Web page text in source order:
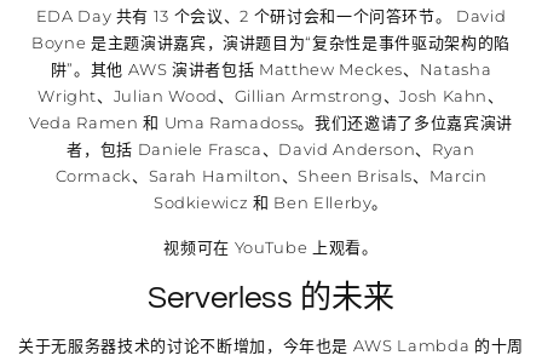
EDA Day 共有 13 个会议、2 个研讨会和一个问答环节。 David
Boyne 是主题演讲嘉宾，演讲题目为“复杂性是事件驱动架构的陷
阱”。其他 AWS 演讲者包括 Matthew Meckes、Natasha
Wright、Julian Wood、Gillian Armstrong、Josh Kahn、
Veda Ramen 和 Uma Ramadoss。我们还邀请了多位嘉宾演讲
者，包括 Daniele Frasca、David Anderson、Ryan
Cormack、Sarah Hamilton、Sheen Brisals、Marcin
Sodkiewicz 和 Ben Ellerby。
视频可在 YouTube 上观看。
Serverless 的未来
关于无服务器技术的讨论不断增加，今年也是 AWS Lambda 的十周